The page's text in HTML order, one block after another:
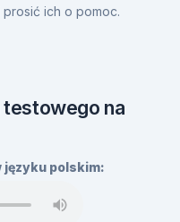
ich o pomoc.
testowego na
języku polskim: